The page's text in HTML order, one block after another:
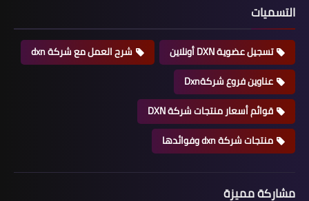
التسميات
تسجيل عضوية DXN أونلاين
شرح العمل مع شركة dxn
عناوين فروع شركةDxn
قوائم أسعار منتجات شركة DXN
منتجات شركة dxn وفوائدها
مشاركة مميزة